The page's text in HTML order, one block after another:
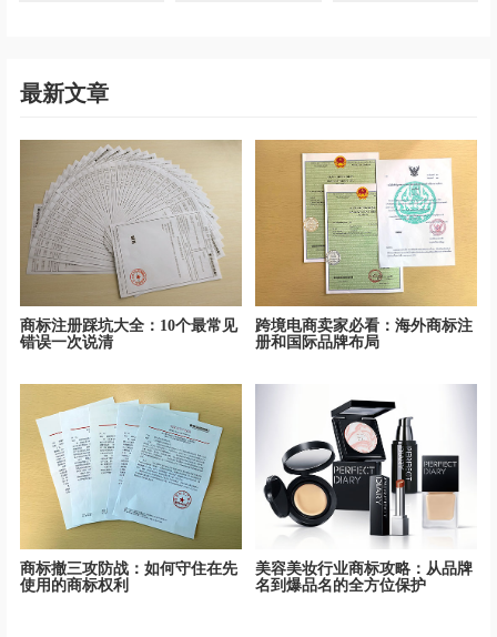
最新文章
商标注册踩坑大全：10个最常见
错误一次说清
跨境电商卖家必看：海外商标注
册和国际品牌布局
商标撤三攻防战：如何守住在先
使用的商标权利
美容美妆行业商标攻略：从品牌
名到爆品名的全方位保护